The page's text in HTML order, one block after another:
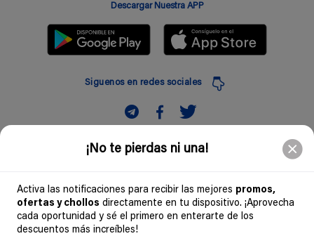
¡No te pierdas ni una!
Activa las notificaciones para recibir las mejores promos,
ofertas y chollos directamente en tu dispositivo. ¡Aprovecha
cada oportunidad y sé el primero en enterarte de los
descuentos más increíbles!
Descargar Nuestra APP
Siguenos en redes sociales
Suscribir